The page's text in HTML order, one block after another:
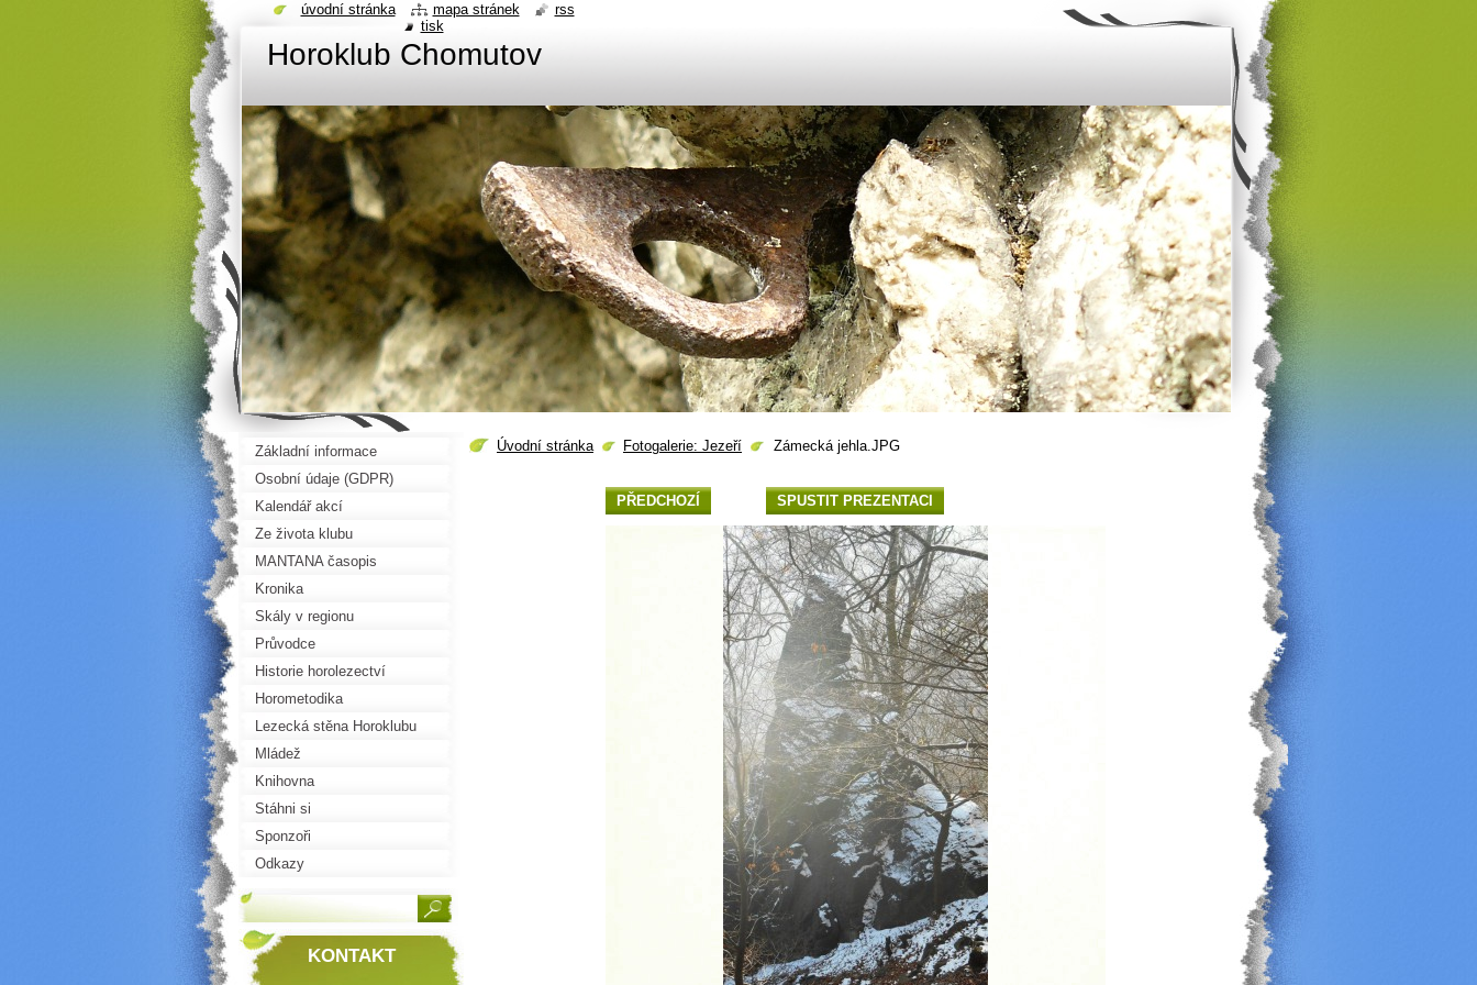
Horoklub Chomutov
Úvodní stránka Fotogalerie: Jezeří Zámecká jehla.JPG
PŘEDCHOZÍ SPUSTIT PREZENTACI
Základní informace
Osobní údaje (GDPR)
Kalendář akcí
Ze života klubu
MANTANA časopis
Kronika
Skály v regionu
Průvodce
Historie horolezectví
Horometodika
Lezecká stěna Horoklubu
Mládež
Knihovna
Stáhni si
Sponzoři
Odkazy
KONTAKT
úvodní stránka mapa stránek
rss
tisk